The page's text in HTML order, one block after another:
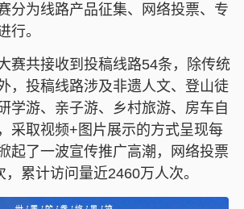
分为线路产品征集、网络投票、专
行。
共接收到投稿线路54条，除传统
，投稿线路涉及非遗人文、登山徒
学游、亲子游、乡村旅游、房车自
采取视频+图片展示的方式呈现每
起了一波宣传推广高潮，网络投票
累计访问量近2460万人次。